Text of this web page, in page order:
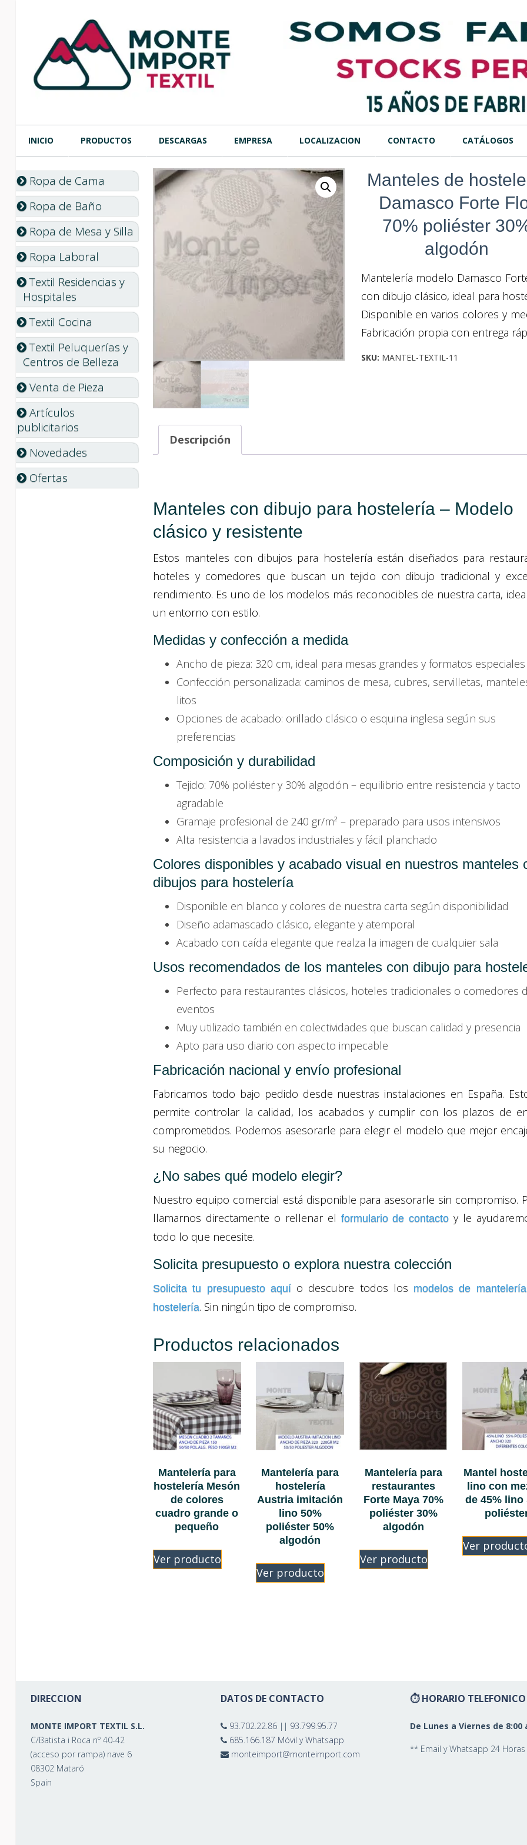
INICIO PRODUCTOS DESCARGAS EMPRESA LOCALIZACION CONTACTO CATÁLOGOS
Ropa de Cama
Ropa de Baño
Ropa de Mesa y Silla
Ropa Laboral
Textil Residencias y
Hospitales
Textil Cocina
Textil Peluquerías y
Centros de Belleza
Venta de Pieza
Artículos
publicitarios
Novedades
Ofertas
Manteles de
Damasco Forte
70% poliéster
algodón
Mantelería modelo Damasco
con dibujo clásico, ideal para
Disponible en varios colores y
Fabricación propia con entrega
SKU: MANTEL-TEXTIL-11
Descripción
Manteles con dibujo para hostelería – Modelo
clásico y resistente
Estos manteles con dibujos para hostelería están diseñados para
hoteles y comedores que buscan un tejido con dibujo tradicional y
rendimiento. Es uno de los modelos más reconocibles de nuestra carta,
un entorno con estilo.
Medidas y confección a medida
Ancho de pieza: 320 cm, ideal para mesas grandes y formatos especiales
Confección personalizada: caminos de mesa, cubres, servilletas,
litos
Opciones de acabado: orillado clásico o esquina inglesa según sus
preferencias
Composición y durabilidad
Tejido: 70% poliéster y 30% algodón – equilibrio entre resistencia y tacto
agradable
Gramaje profesional de 240 gr/m² – preparado para usos intensivos
Alta resistencia a lavados industriales y fácil planchado
Colores disponibles y acabado visual en nuestros manteles
dibujos para hostelería
Disponible en blanco y colores de nuestra carta según disponibilidad
Diseño adamascado clásico, elegante y atemporal
Acabado con caída elegante que realza la imagen de cualquier sala
Usos recomendados de los manteles con dibujo para
Perfecto para restaurantes clásicos, hoteles tradicionales o comedores
eventos
Muy utilizado también en colectividades que buscan calidad y presencia
Apto para uso diario con aspecto impecable
Fabricación nacional y envío profesional
Fabricamos todo bajo pedido desde nuestras instalaciones en España.
permite controlar la calidad, los acabados y cumplir con los plazos de
comprometidos. Podemos asesorarle para elegir el modelo que mejor
su negocio.
¿No sabes qué modelo elegir?
Nuestro equipo comercial está disponible para asesorarle sin compromiso.
llamarnos directamente o rellenar el formulario de contacto y le
todo lo que necesite.
Solicita presupuesto o explora nuestra colección
Solicita tu presupuesto aquío descubre todos los modelos de
hostelería. Sin ningún tipo de compromiso.
Productos relacionados
Mantelería para
hostelería Mesón
de colores
cuadro grande o
pequeño
Ver producto
Mantelería para
hostelería
Austria imitación
lino 50%
poliéster 50%
algodón
Ver producto
Mantelería para
restaurantes
Forte Maya 70%
poliéster 30%
algodón
Ver producto
Mantel
lino con
de 45% lino
Ver
DIRECCION
MONTE IMPORT TEXTIL S.L.
C/Batista i Roca nº 40-42
(acceso por rampa) nave 6
08302 Mataró
Spain
DATOS DE CONTACTO
93.702.22.86|| 93.799.95.77
685.166.187 Móvil y Whatsapp
monteimport@monteimport.com
⏱ HORARIO TELEFONICO
De Lunes a Viernes de 8:00
** Email y Whatsapp 24